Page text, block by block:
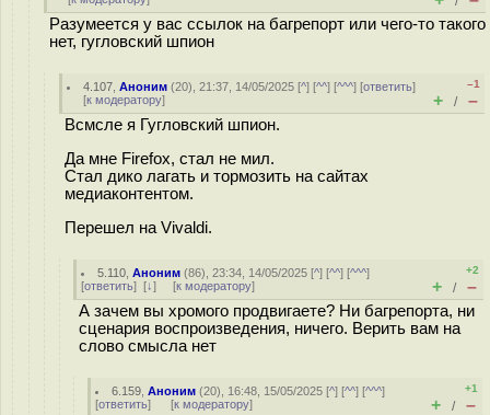
Разумеется у вас ссылок на багрепорт или чего-то такого
нет, гугловский шпион
4.107 ,Аноним (20), 21:37, 14/05/2025 [^] [^^] [^^^] [ответить]
[к модератору]
–1
+ / –
Всмсле я Гугловский шпион.
Да мне Firefox, стал не мил.
Стал дико лагать и тормозить на сайтах
медиаконтентом.
Перешел на Vivaldi.
5.110 ,Аноним (86), 23:34, 14/05/2025 [^] [^^] [^^^]
[ответить] [↓] [к модератору]
+2
+ / –
А зачем вы хромого продвигаете? Ни багрепорта, ни
сценария воспроизведения, ничего. Верить вам на
слово смысла нет
6.159 ,Аноним (20), 16:48, 15/05/2025 [^] [^^] [^^^]
[ответить] [к модератору]
+1
+ / –